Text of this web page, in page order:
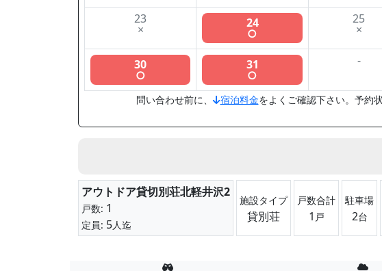
23
× 24
○
25
×
30
○
31
○
-
問い合わせ前に、 宿泊料金をよくご確認下さい。予約
アウトドア貸切別荘北軽井沢2
戸数: 1
定員: 5人迄
施設タイプ
貸別荘
戸数合計
1 戸
駐車場
2台